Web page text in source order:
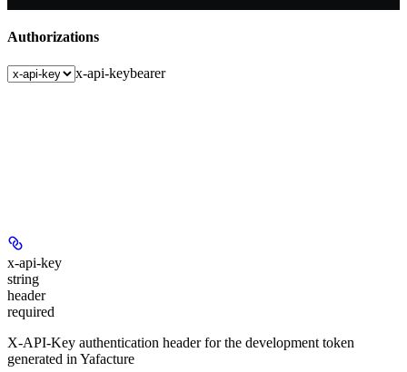
Authorizations
x-api-keybearer
x-api-key
string
header
required
X-API-Key authentication header for the development token
generated in Yafacture